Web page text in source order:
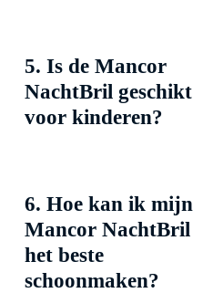
5. Is de Mancor
NachtBril geschikt
voor kinderen?
6. Hoe kan ik mijn
Mancor NachtBril
het beste
schoonmaken?